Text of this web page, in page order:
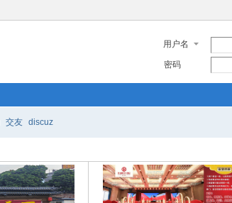
用户名
密码
交友 discuz